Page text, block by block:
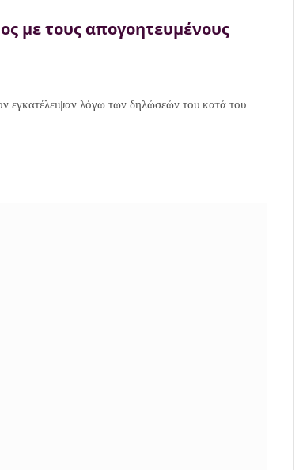
με τους απογοητευμένους
εγκατέλειψαν λόγω των δηλώσεών του κατά του